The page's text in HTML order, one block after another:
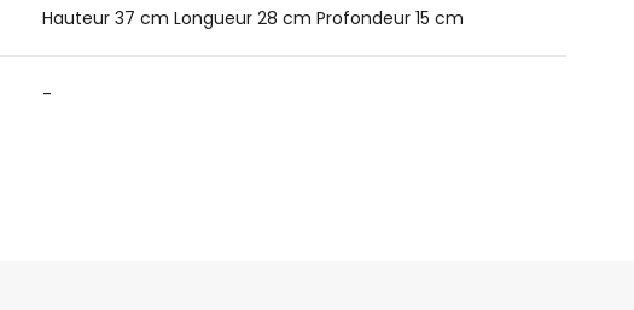
Hauteur 37 cm Longueur 28 cm Profondeur 15 cm
-